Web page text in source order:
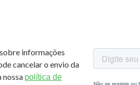
informações
cancelar o envio da
nossa política de